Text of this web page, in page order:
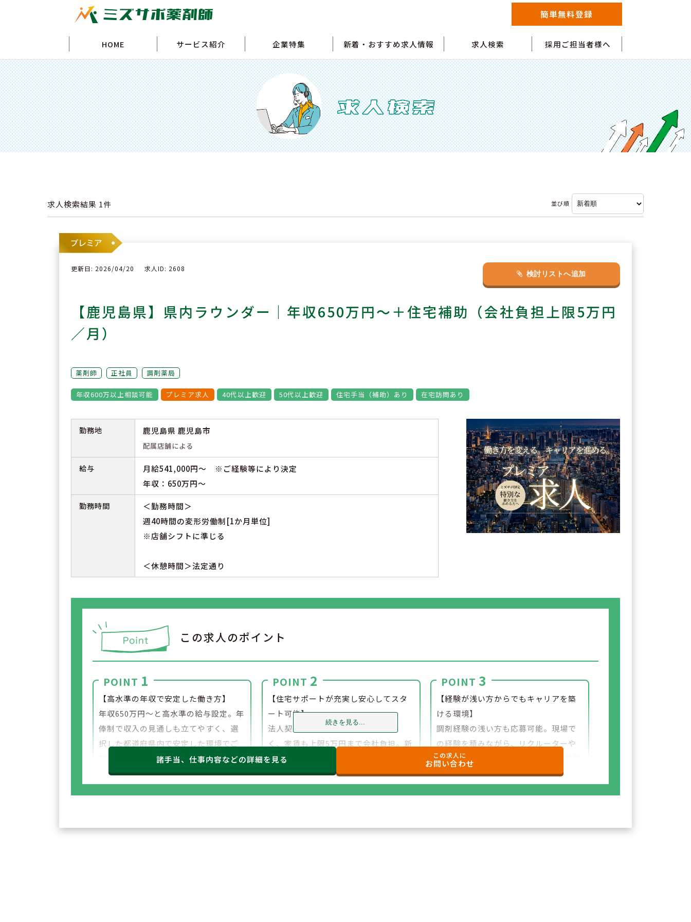
簡単無料登録
HOME サービス紹介 企業特集 新着・おすすめ求人情報 求人検索 採用ご担当者様へ
求人検索結果 1件 並び順
更新日: 2026/04/20 求人ID: 2608
検討リストへ追加
【鹿児島県】県内ラウンダー｜年収650万円～＋住宅補助（会社負担上限5万円
／月）
薬剤師 正社員 調剤薬局
年収600万以上相談可能 プレミア求人 40代以上歓迎 50代以上歓迎 住宅手当（補助）あり 在宅訪問あり
勤務地 鹿児島県 鹿児島市
配属店舗による
給与
月給541,000円～ ※ご経験等により決定
年収：650万円～
勤務時間
＜勤務時間＞
週40時間の変形労働制[1か月単位]
※店舗シフトに準じる
＜休憩時間＞法定通り
この求人のポイント
POINT 1
【高水準の年収で安定した働き方】
年収650万円～と高水準の給与設定。年
俸制で収入の見通しも立てやすく、選
択した都道府県内で安定した環境でご
勤務いただけます。
POINT 2
【住宅サポートが充実し安心してスタ
ート可能】
法人契約により初期費用の負担がな
く、家賃も上限5万円まで会社負担。新
たな環境でも安心して勤務を開始でき
ます。
POINT 3
【経験が浅い方からでもキャリアを築
ける環境】
調剤経験の浅い方も応募可能。現場で
の経験を積みながら、リクルーターや
研修など＋αの業務チャレンジの可能性
もございます。
続きを見る...
諸手当、仕事内容などの詳細を見る この求人に
お問い合わせ